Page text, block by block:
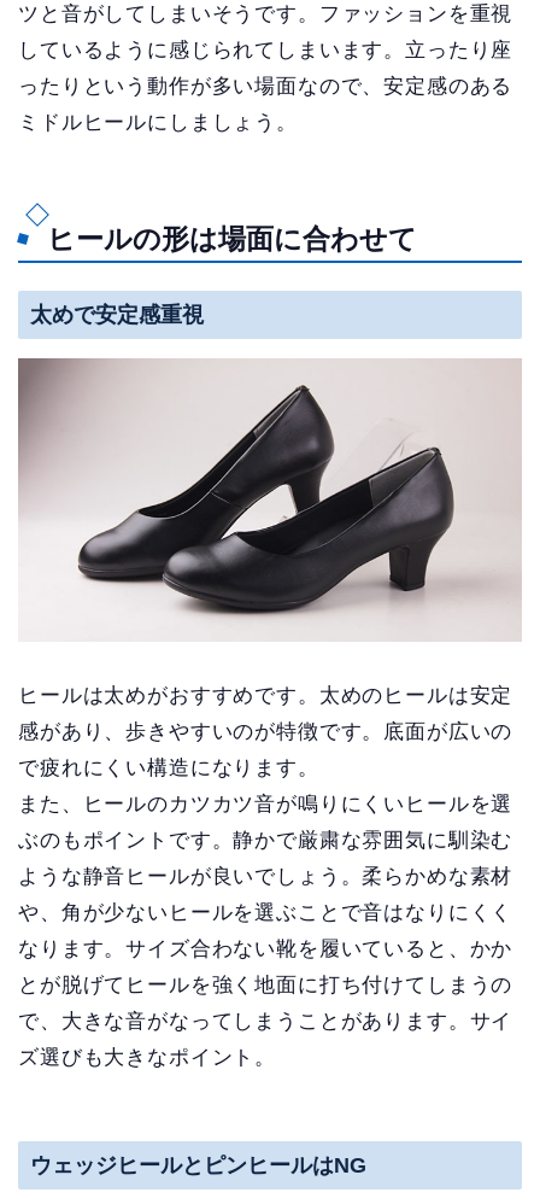
ツと音がしてしまいそうです。ファッションを重視
しているように感じられてしまいます。立ったり座
ったりという動作が多い場面なので、安定感のある
ミドルヒールにしましょう。
ヒールの形は場面に合わせて
太めで安定感重視
ヒールは太めがおすすめです。太めのヒールは安定
感があり、歩きやすいのが特徴です。底面が広いの
で疲れにくい構造になります。
また、ヒールのカツカツ音が鳴りにくいヒールを選
ぶのもポイントです。静かで厳粛な雰囲気に馴染む
ような静音ヒールが良いでしょう。柔らかめな素材
や、角が少ないヒールを選ぶことで音はなりにくく
なります。サイズ合わない靴を履いていると、かか
とが脱げてヒールを強く地面に打ち付けてしまうの
で、大きな音がなってしまうことがあります。サイ
ズ選びも大きなポイント。
ウェッジヒールとピンヒールはNG